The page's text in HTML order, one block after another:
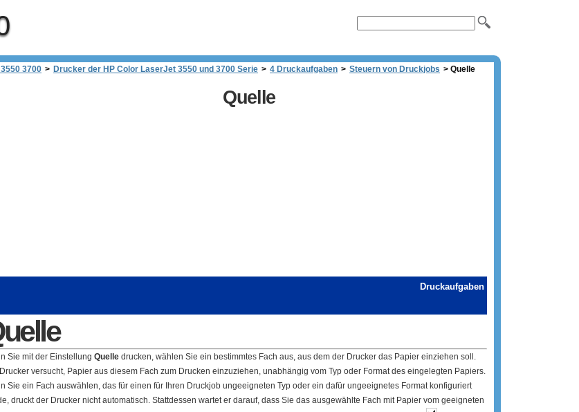
3550 3700 > Drucker der HP Color LaserJet 3550 und 3700 Serie > 4 Druckaufgaben > Steuern von Druckjobs > Quelle
Quelle
Druckaufgaben
Sie mit der Einstellung Quelle drucken, wählen Sie ein bestimmtes Fach aus, aus dem der Drucker das Papier einziehen soll.
versucht, Papier aus diesem Fach zum Drucken einzuziehen, unabhängig vom Typ oder Format des eingelegten Papiers.
Sie ein Fach auswählen, das für einen für Ihren Druckjob ungeeigneten Typ oder ein dafür ungeeignetes Format konfiguriert
druckt der Drucker nicht automatisch. Stattdessen wartet er darauf, dass Sie das ausgewählte Fach mit Papier vom geeigneten